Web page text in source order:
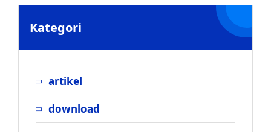
Kategori
artikel
download